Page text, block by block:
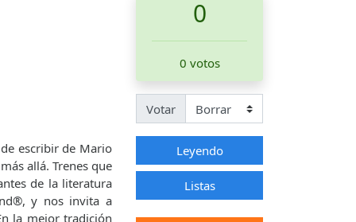
escribir de Mario
allá. Trenes que
de la literatura
y nos invita a
la mejor tradición
0
0 votos
Votar
Leyendo
Listas